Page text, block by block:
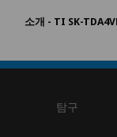
소개 - TI SK-
탐구